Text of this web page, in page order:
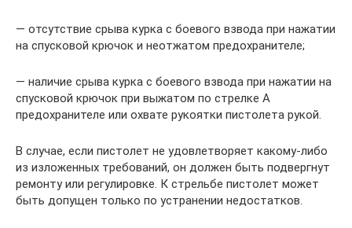
— отсутствие срыва курка с боевого взвода при нажатии
на спусковой крючок и неотжатом предохранителе;
— наличие срыва курка с боевого взвода при нажатии на
спусковой крючок при выжатом по стрелке А
предохранителе или охвате рукоятки пистолета рукой.
В случае, если пистолет не удовлетворяет какому-либо
из изложенных требований, он должен быть подвергнут
ремонту или регулировке. К стрельбе пистолет может
быть допущен только по устранении недостатков.